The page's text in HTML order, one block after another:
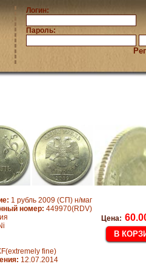
Логин:
Пароль:
1 рубль 2009 (СП) н/маг
номер: 449970(RDV)
fine)
12.07.2014
Цена: